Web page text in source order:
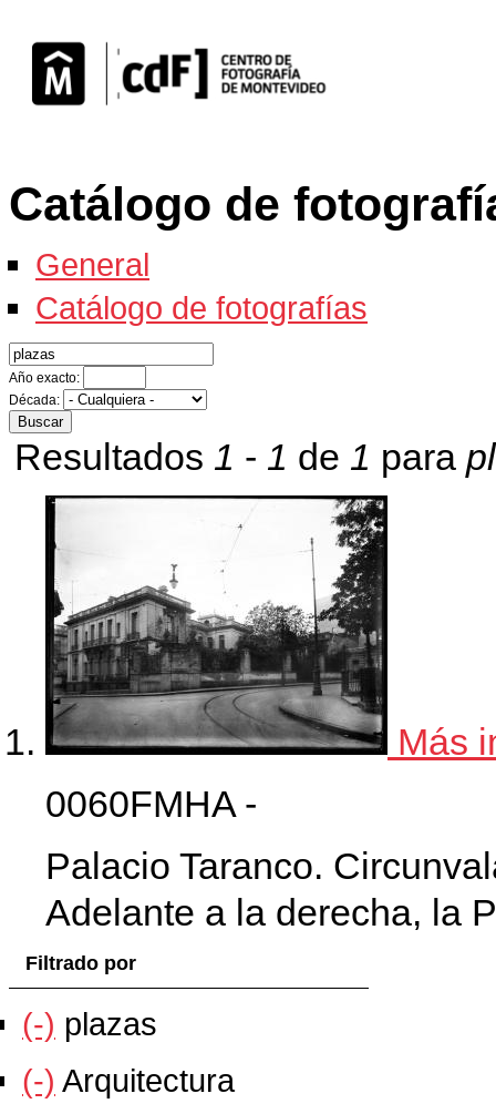
Catálogo de
General
Catálogo de fotografías
Año exacto:
Década:
Resultados 1 - 1 de 1 para
Más
0060FMHA -
Palacio Taranco.
Adelante a la derecha, la
Filtrado por
(-) plazas
(-) Arquitectura